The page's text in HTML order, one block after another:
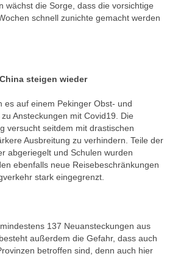
wächst die Sorge, dass die vorsichtige
schnell zunichte gemacht werden
steigen wieder
es auf einem Pekinger Obst- und
Ansteckungen mit Covid19. Die
versucht seitdem mit drastischen
Ausbreitung zu verhindern. Teile der
abgeriegelt und Schulen wurden
ebenfalls neue Reisebeschränkungen
stark eingegrenzt.
137 Neuansteckungen aus
außerdem die Gefahr, dass auch
betroffen sind, denn auch hier